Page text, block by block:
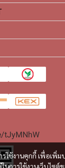
รใช้งานคุกกี้ เพื่อเพิ่
การใช้งานเว็บไซต์
tJyMNhW